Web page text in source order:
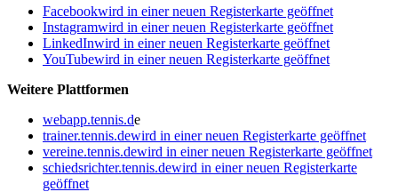
Facebookwird in einer neuen Registerkarte geöffnet
Instagramwird in einer neuen Registerkarte geöffnet
LinkedInwird in einer neuen Registerkarte geöffnet
YouTubewird in einer neuen Registerkarte geöffnet
Weitere Plattformen
webapp.tennis.de
trainer.tennis.dewird in einer neuen Registerkarte geöffnet
vereine.tennis.dewird in einer neuen Registerkarte geöffnet
schiedsrichter.tennis.dewird in einer neuen Registerkarte
geöffnet